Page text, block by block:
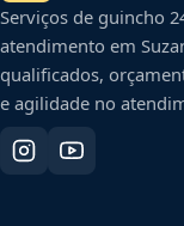
Serviços de guincho
atendimento em
qualificados,
e agilidade no